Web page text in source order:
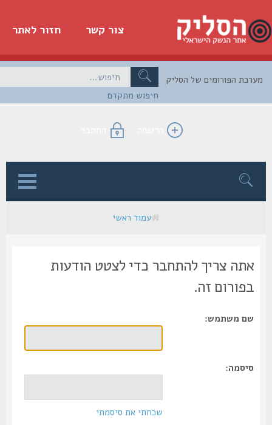
חזור לאתר צור קשר
חיפוש מתקדם
הפורומים של הסליק
הרשמה התחבר
עמוד ראשי
אתה צריך להתחבר כדי לצטט הודעות
בפורום זה.
שם משתמש:
סיסמה:
שכחתי את סיסמתי